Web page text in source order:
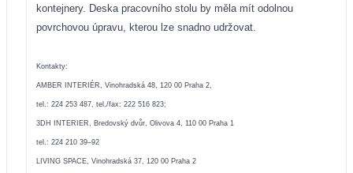
kontejnery. Deska pracovního stolu by měla mít odolnou
povrchovou úpravu, kterou lze snadno udržovat.
Kontakty:
AMBER INTERIÉR, Vinohradská 48, 120 00 Praha 2,
tel.: 224 253 487, tel./fax: 222 516 823;
3DH INTERIER, Bredovský dvůr, Olivova 4, 110 00 Praha 1
tel.: 224 210 39–92
LIVING SPACE, Vinohradská 37, 120 00 Praha 2